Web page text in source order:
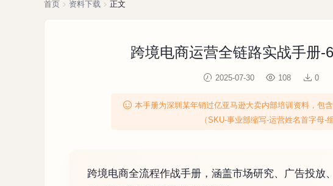
首页 资料下载 正文
跨境电商运营全链路实战手册-
2025-07-30 108 0
本手册为深圳某年销过亿亚马逊大卖内部培训资料，包
（SKU-事业部缩写-运营姓名首字母-
跨境电商全流程作战手册，涵盖市场研究、广告投放